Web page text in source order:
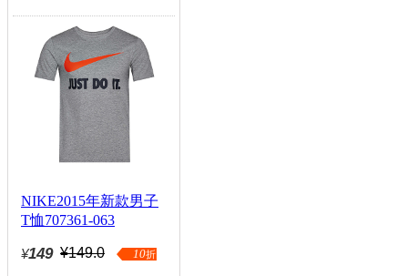
NIKE2015年新款男子
T恤707361-063
¥149 ¥149.0 10折